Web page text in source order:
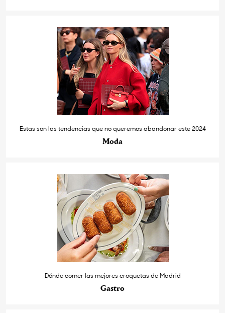
Estas son las tendencias que no queremos abandonar este 2024
Moda
Dónde comer las mejores croquetas de Madrid
Gastro